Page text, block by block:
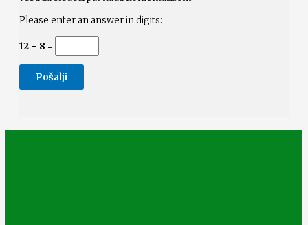
Please enter an answer in digits:
12 − 8 =